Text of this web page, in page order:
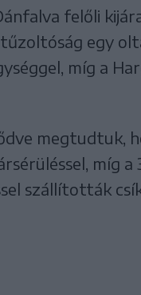
felőli
egy
míg a
megtudtuk,
míg a
szállították